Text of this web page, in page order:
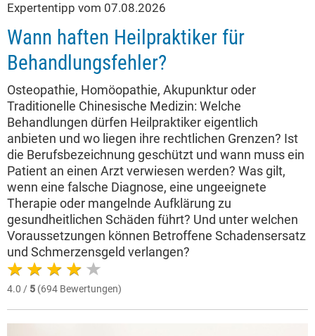
Expertentipp vom 07.08.2026
Wann haften Heilpraktiker für
Behandlungsfehler?
Osteopathie, Homöopathie, Akupunktur oder
Traditionelle Chinesische Medizin: Welche
Behandlungen dürfen Heilpraktiker eigentlich
anbieten und wo liegen ihre rechtlichen Grenzen? Ist
die Berufsbezeichnung geschützt und wann muss ein
Patient an einen Arzt verwiesen werden? Was gilt,
wenn eine falsche Diagnose, eine ungeeignete
Therapie oder mangelnde Aufklärung zu
gesundheitlichen Schäden führt? Und unter welchen
Voraussetzungen können Betroffene Schadensersatz
und Schmerzensgeld verlangen?
4.0 / 5 (694 Bewertungen)